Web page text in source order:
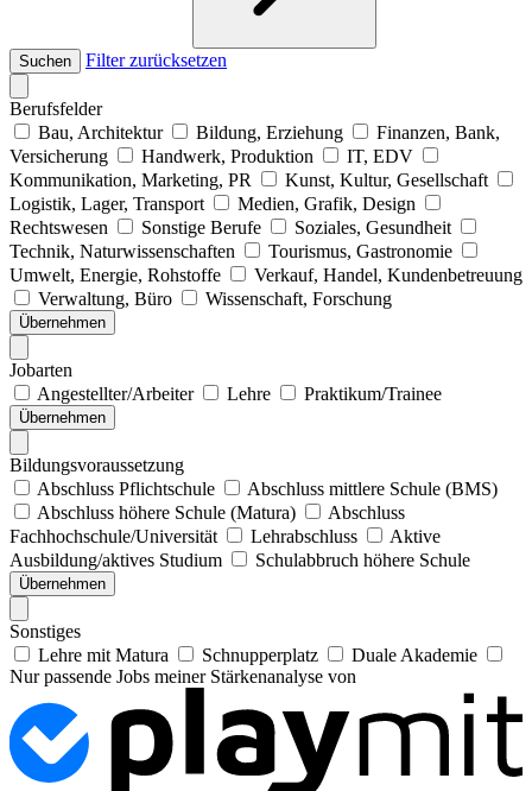
Suchen Filter zurücksetzen
Berufsfelder
Bau, Architektur
Bildung, Erziehung
Finanzen, Bank,
Versicherung
Handwerk, Produktion
IT, EDV
Kommunikation, Marketing, PR
Kunst, Kultur, Gesellschaft
Logistik, Lager, Transport
Medien, Grafik, Design
Rechtswesen
Sonstige Berufe
Soziales, Gesundheit
Technik, Naturwissenschaften
Tourismus, Gastronomie
Umwelt, Energie, Rohstoffe
Verkauf, Handel, Kundenbetreuung
Verwaltung, Büro
Wissenschaft, Forschung
Übernehmen
Jobarten
Angestellter/Arbeiter
Lehre Praktikum/Trainee
Übernehmen
Bildungsvoraussetzung
Abschluss Pflichtschule
Abschluss mittlere Schule (BMS)
Abschluss höhere Schule (Matura)
Abschluss
Fachhochschule/Universität
Lehrabschluss
Aktive
Ausbildung/aktives Studium
Schulabbruch höhere Schule
Übernehmen
Sonstiges
Lehre mit Matura
Schnupperplatz
Duale Akademie
Nur passende Jobs meiner Stärkenanalyse von